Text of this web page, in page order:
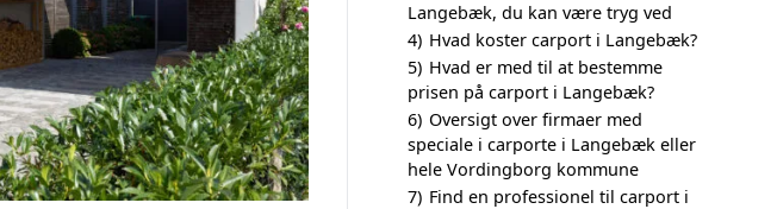
Langebæk, du kan være tryg ved
4) Hvad koster carport i Langebæk?
5) Hvad er med til at bestemme
prisen på carport i Langebæk?
6) Oversigt over firmaer med
speciale i carporte i Langebæk eller
hele Vordingborg kommune
7) Find en professionel til carport i